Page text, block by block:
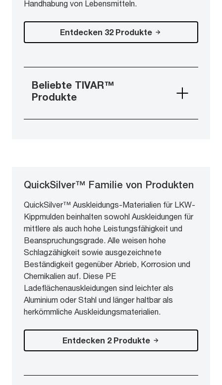
Handhabung von Lebensmitteln.
Entdecken 32 Produkte
Beliebte TIVAR™
Produkte
QuickSilver™ Familie von Produkten
QuickSilver™ Auskleidungs-Materialien für LKW-
Kippmulden beinhalten sowohl Auskleidungen für
mittlere als auch hohe Leistungsfähigkeit und
Beanspruchungsgrade. Alle weisen hohe
Schlagzähigkeit sowie ausgezeichnete
Beständigkeit gegenüber Abrieb, Korrosion und
Chemikalien auf. Diese PE
Ladeflächenauskleidungen sind leichter als
Aluminium oder Stahl und länger haltbar als
herkömmliche Auskleidungsmaterialien.
Entdecken 2 Produkte